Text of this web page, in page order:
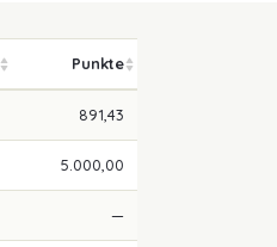
Punkte
891,43
5.000,00
—